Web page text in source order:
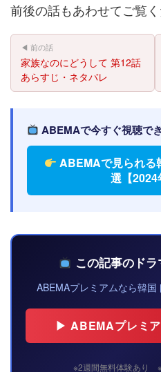
前後の話もあわせてご覧く
◀ 前の話
家族なのにどうして 第12話
あらすじ・ネタバレ
ABEMAで今すぐ視聴で
ABEMAで見られる
選【2024
この記事のドラ
ABEMAプレミアムなら韓
▶ ABEMAプレミ
※2週間無料体験あり